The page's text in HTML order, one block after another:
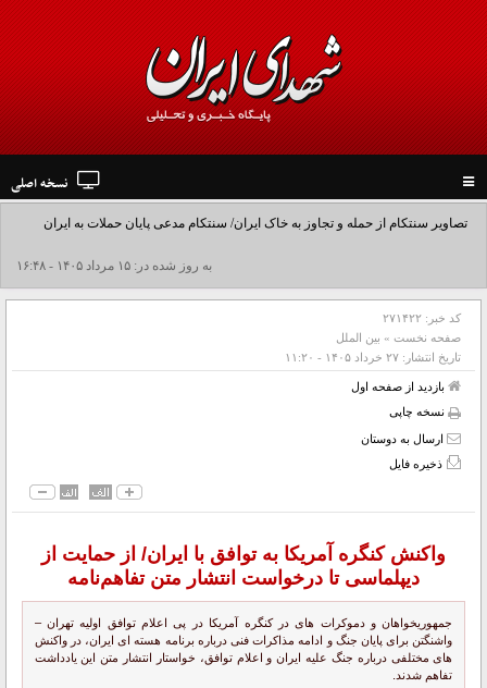
navigation
نسخه اصلی
تصاویر سنتکام از حمله و تجاوز به خاک ایران/ سنتکام مدعی پایان حملات به ایران
شد+فیلم به روز شده در: ۱۵ مرداد ۱۴۰۵ - ۱۶:۴۸
کد خبر: ۲۷۱۴۲۲
صفحه نخست » بین الملل
تاریخ انتشار: ۲۷ خرداد ۱۴۰۵ - ۱۱:۲۰
بازدید از صفحه اول
نسخه چاپی
ارسال به دوستان
ذخیره فایل
واکنش کنگره آمریکا به توافق با ایران/ از حمایت از
دیپلماسی تا درخواست انتشار متن تفاهم‌نامه
جمهوریخواهان و دموکرات های در کنگره آمریکا در پی اعلام توافق اولیه تهران –
واشنگتن برای پایان جنگ و ادامه مذاکرات فنی درباره برنامه هسته ای ایران، در واکنش
های مختلفی درباره جنگ علیه ایران و اعلام توافق، خواستار انتشار متن این یادداشت
تفاهم شدند.